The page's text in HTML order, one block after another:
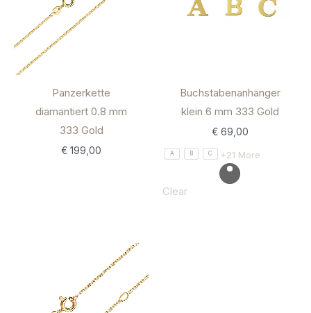
Panzerkette
diamantiert 0.8 mm
333 Gold
€ 199,00
Buchstabenanhänger
klein 6 mm 333 Gold
€69,00
A B C +21 More
Clear